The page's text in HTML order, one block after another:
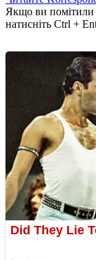
Якщо ви помітили
натисніть Ctrl +